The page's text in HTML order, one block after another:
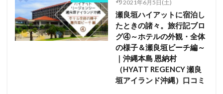
2021年6月5日(土)
瀬良垣ハイアットに宿泊し
たときの諸々。旅行記ブロ
グ④～ホテルの外観・全体
の様子＆瀬良垣ビーチ編～
｜沖縄本島 恩納村
（HYATT REGENCY 瀬良
垣アイランド沖縄）口コミ